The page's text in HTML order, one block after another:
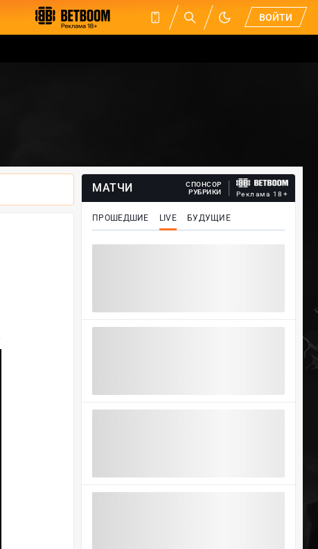
ВОЙТИ
МАТЧИ
СПОНСОР
РУБРИКИ
Реклама 18+
ПРОШЕДШИЕ LIVE БУДУЩИЕ